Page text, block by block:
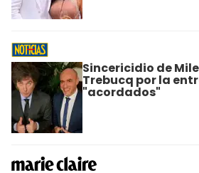
Sincericidio de
Trebucq por la
"acordados"